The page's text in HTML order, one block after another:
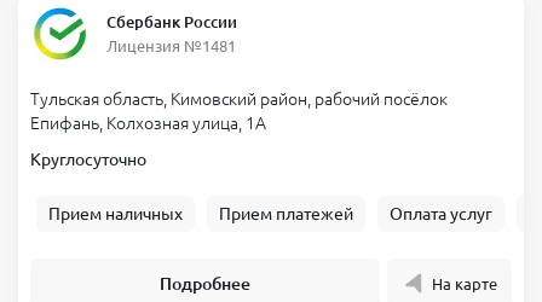
Сбербанк России
Лицензия №1481
Тульская область, Кимовский район, рабочий посёлок
Епифань, Колхозная улица, 1А
Круглосуточно
Прием наличных Прием платежей Оплата услуг
Подробнее На карте